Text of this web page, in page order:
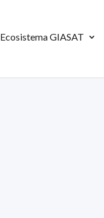
Ecosistema GIASAT